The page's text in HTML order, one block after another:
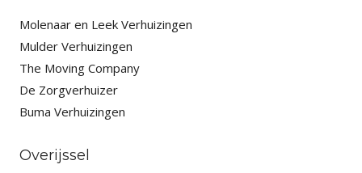
Molenaar en Leek Verhuizingen
Mulder Verhuizingen
The Moving Company
De Zorgverhuizer
Buma Verhuizingen
Overijssel